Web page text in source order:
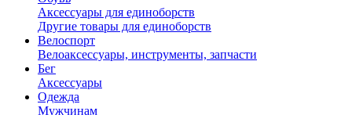
Аксессуары для единоборств
Другие товары для единоборств
Велоспорт
Велоаксессуары, инструменты, запчасти
Бег
Аксессуары
Одежда
Мужчинам